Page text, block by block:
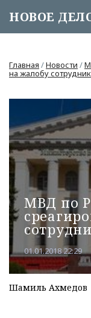
НОВОЕ
Главная /Новости /
на жалобу
МВД по
01.01.2018 22:29
Шамиль Ахмедов